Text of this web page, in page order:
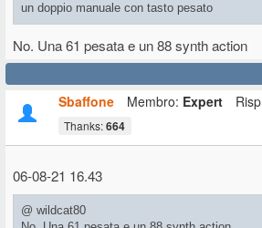
un doppio manuale con tasto pesato
No. Una 61 pesata e un 88 synth action
Sbaffone
Membro: Expert
Thanks:664
06-08-21 16.43
@ wildcat80